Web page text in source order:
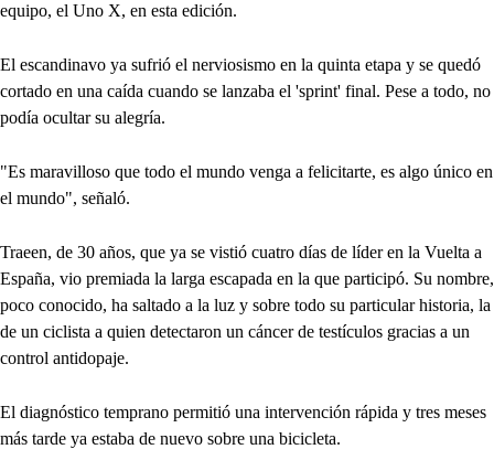
equipo, el Uno X, en esta edición.
El escandinavo ya sufrió el nerviosismo en la quinta etapa y se quedó
cortado en una caída cuando se lanzaba el 'sprint' final. Pese a todo, no
podía ocultar su alegría.
"Es maravilloso que todo el mundo venga a felicitarte, es algo único en
el mundo", señaló.
Traeen, de 30 años, que ya se vistió cuatro días de líder en la Vuelta a
España, vio premiada la larga escapada en la que participó. Su nombre,
poco conocido, ha saltado a la luz y sobre todo su particular historia, la
de un ciclista a quien detectaron un cáncer de testículos gracias a un
control antidopaje.
El diagnóstico temprano permitió una intervención rápida y tres meses
más tarde ya estaba de nuevo sobre una bicicleta.